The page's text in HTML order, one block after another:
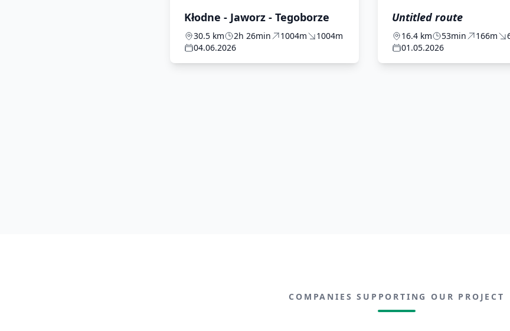
Kłodne - Jaworz - Tegoborze
30.5 km 2h 26min 1004m
1004m
04.06.2026
Untitled route
16.4 km 53min 166m
01.05.2026
COMPANIES SUPPORTING OUR PROJECT